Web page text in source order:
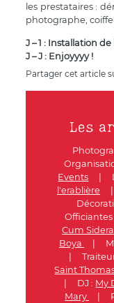
les prestataires :
photographe,
J – 1 : Installation
J – J : Enjoyyyy !
Partager cet article
Les
Events
|
l'erablière
|
Cum Sidera
Boya
|
|
Saint
|
DJ : My
Mary
|